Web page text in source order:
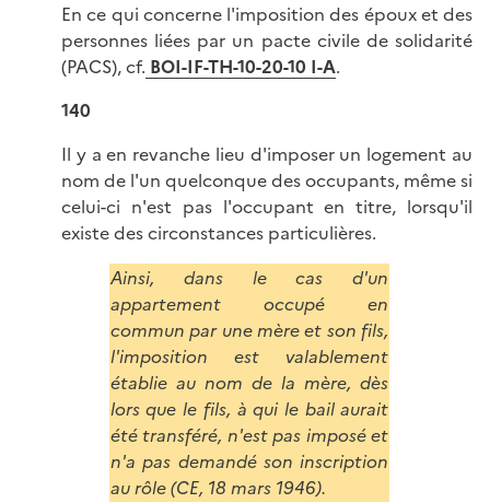
En ce qui concerne l'imposition des époux et des
personnes liées par un pacte civile de solidarité
(PACS), cf. BOI-IF-TH-10-20-10 I-A.
140
Il y a en revanche lieu d'imposer un logement au
nom de l'un quelconque des occupants, même si
celui-ci n'est pas l'occupant en titre, lorsqu'il
existe des circonstances particulières.
Ainsi, dans le cas d'un
appartement occupé en
commun par une mère et son fils,
l'imposition est valablement
établie au nom de la mère, dès
lors que le fils, à qui le bail aurait
été transféré, n'est pas imposé et
n'a pas demandé son inscription
au rôle (CE, 18 mars 1946).